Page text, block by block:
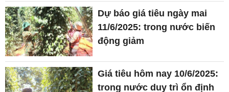
Dự báo giá tiêu ngày mai
11/6/2025: trong nước biến
động giảm
Giá tiêu hôm nay 10/6/2025:
trong nước duy trì ổn định